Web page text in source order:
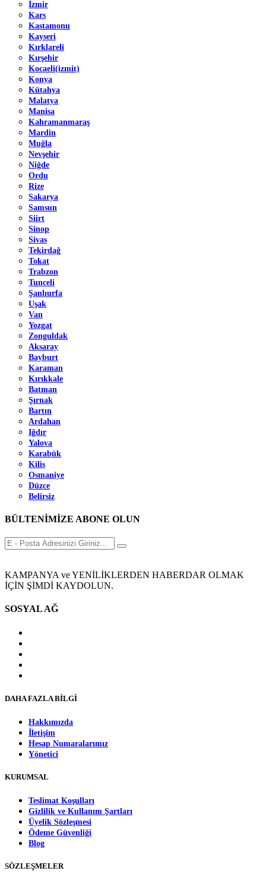
İzmir
Kars
Kastamonu
Kayseri
Kırklareli
Kırşehir
Kocaeli(izmit)
Konya
Kütahya
Malatya
Manisa
Kahramanmaraş
Mardin
Muğla
Nevşehir
Niğde
Ordu
Rize
Sakarya
Samsun
Siirt
Sinop
Sivas
Tekirdağ
Tokat
Trabzon
Tunceli
Şanlıurfa
Uşak
Van
Yozgat
Zonguldak
Aksaray
Bayburt
Karaman
Kırıkkale
Batman
Şırnak
Bartın
Ardahan
Iğdır
Yalova
Karabük
Kilis
Osmaniye
Düzce
Belirsiz
BÜLTENİMİZE ABONE OLUN
KAMPANYA ve YENİLİKLERDEN HABERDAR OLMAK
İÇİN ŞİMDİ KAYDOLUN.
SOSYAL AĞ
DAHA FAZLA BİLGİ
Hakkımızda
İletişim
Hesap Numaralarımız
Yönetici
KURUMSAL
Teslimat Koşulları
Gizlilik ve Kullanım Şartları
Üyelik Sözleşmesi
Ödeme Güvenliği
Blog
SÖZLEŞMELER